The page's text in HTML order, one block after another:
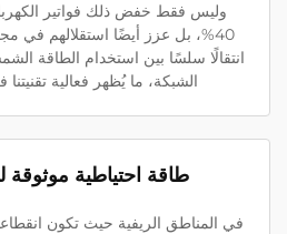
وليس فقط خفض ذلك فواتير
40%، بل عزز أيضًا استقلالهم في
انتقالًا سلسًا بين استخدام الطاقة
الشبكة، ما يُظهر فعالية
طاقة احتياطية موثوقة
في المناطق الريفية حيث تكون